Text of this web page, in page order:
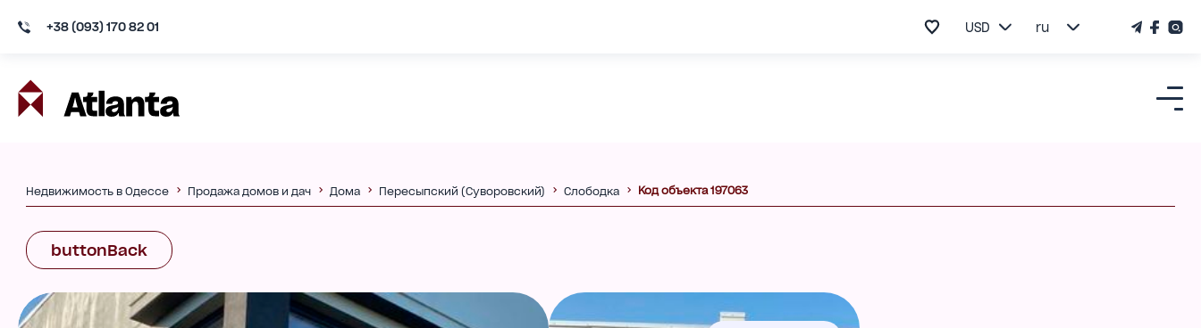
+38 (093) 170 82 01 USD ru
Недвижимость в Одессе Продажа домов и дач Дома Пересыпский (Суворовский) Слободка Код объекта 197063
buttonBack